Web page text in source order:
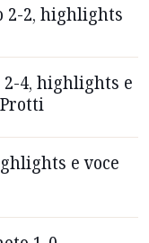
2-2, highlights
2-4, highlights e
e voce